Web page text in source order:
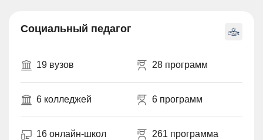
Социальный педагог
19 вузов 28 программ
6 колледжей 6 программ
16 онлайн-школ 261 программа